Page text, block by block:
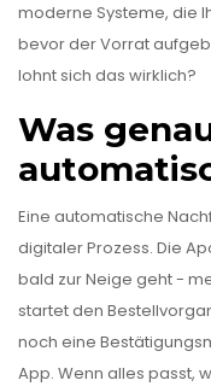
moderne Systeme, die
bevor der Vorrat
lohnt sich das wirklich?
Was
Eine automatische
digitaler Prozess. Die
bald zur Neige geht -
startet den
noch eine
App. Wenn alles passt,